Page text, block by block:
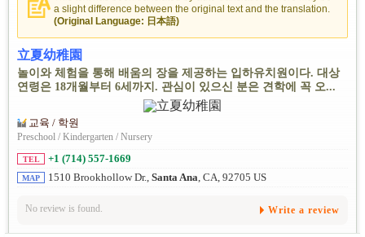
a slight difference between the original text and the translation.
(Original Language: 日本語)
立夏幼稚園
놀이와 체험을 통해 배움의 장을 제공하는 입하유치원이다. 대상
연령은 18개월부터 6세까지. 관심이 있으신 분은 견학에 꼭 오...
교육 / 학원
Preschool / Kindergarten / Nursery
TEL +1 (714) 557-1669
MAP 1510 Brookhollow Dr., Santa Ana , CA, 92705 US
No review is found. Write a review